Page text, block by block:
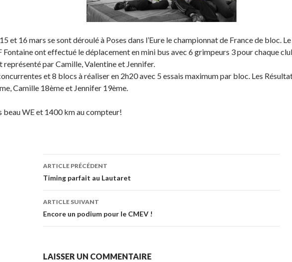
et 16 mars se sont déroulé à Poses dans l’Eure le championnat de France de bloc.
Fontaine ont effectué le déplacement en mini bus avec 6 grimpeurs 3 pour chaque
représenté par Camille, Valentine et Jennifer.
et 8 blocs à réaliser en 2h20 avec 5 essais maximum par bloc. Les
Camille 18ème et Jennifer 19ème.
beau WE et 1400 km au compteur!
Navigation de l’article
ARTICLE PRÉCÉDENT
Timing parfait au Lautaret
ARTICLE SUIVANT
Encore un podium pour le CMEV !
LAISSER UN COMMENTAIRE